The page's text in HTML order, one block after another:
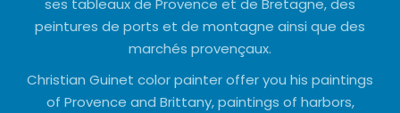
ses tableaux de Provence et de Bretagne, des
peintures de ports et de montagne ainsi que des
marchés provençaux.
Christian Guinet color painter offer you his paintings
of Provence and Brittany, paintings of harbors,